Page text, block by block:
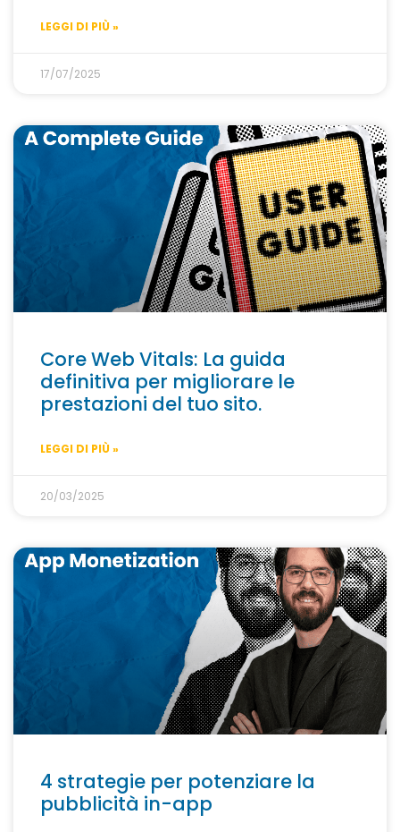
LEGGI DI PIÙ »
17/07/2025
Core Web Vitals: La guida
definitiva per migliorare le
prestazioni del tuo sito.
LEGGI DI PIÙ »
20/03/2025
4 strategie per potenziare la
pubblicità in-app